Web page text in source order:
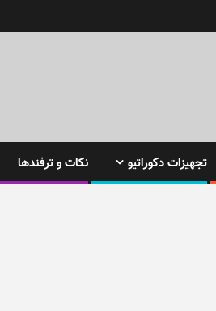
تجهیزات دکوراتیو نکات و ترفندها